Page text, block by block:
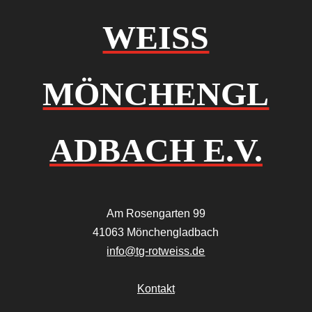
WEISS
MÖNCHENGL
ADBACH E.V.
Am Rosengarten 99
41063 Mönchengladbach
info@tg-rotweiss.de
Kontakt